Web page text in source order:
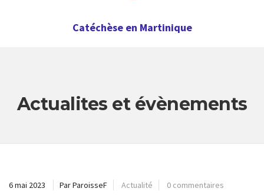
Catéchèse en Martinique
Actualites et évènements
6 mai 2023 Par ParoisseF Actualité 0 commentaires